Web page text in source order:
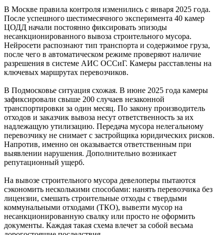
В Москве правила контроля изменились с января 2025 года.
После успешного шестимесячного эксперимента 40 камер
ЦОДД начали постоянно фиксировать эпизоды
несанкционированного вывоза строительного мусора.
Нейросети распознают тип транспорта и содержимое груза,
после чего в автоматическом режиме проверяют наличие
разрешения в системе АИС ОССиГ. Камеры расставлены на
ключевых маршрутах перевозчиков.
В Подмосковье ситуация схожая. В июне 2025 года камеры
зафиксировали свыше 200 случаев незаконной
транспортировки за один месяц. По закону производитель
отходов и заказчик вывоза несут ответственность за их
надлежащую утилизацию. Передача мусора нелегальному
перевозчику не снимает с застройщика юридических рисков.
Напротив, именно он оказывается ответственным при
выявлении нарушения. Дополнительно возникает
репутационный ущерб.
На вывозе строительного мусора девелоперы пытаются
сэкономить несколькими способами: нанять перевозчика без
лицензии, смешать строительные отходы с твердыми
коммунальными отходами (ТКО), вывезти мусор на
несанкционированную свалку или просто не оформить
документы. Каждая такая схема влечет за собой весьма